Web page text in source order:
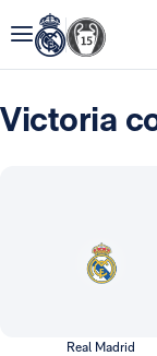
Victoria
Real Madrid